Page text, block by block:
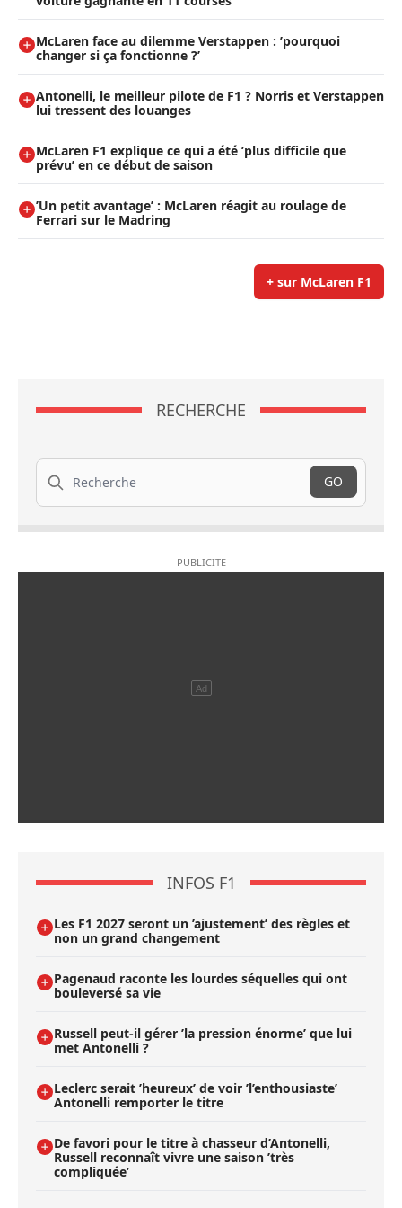
McLaren face au dilemme Verstappen : ’pourquoi
changer si ça fonctionne ?’
Antonelli, le meilleur pilote de F1 ? Norris et Verstappen
lui tressent des louanges
McLaren F1 explique ce qui a été ’plus difficile que
prévu’ en ce début de saison
’Un petit avantage’ : McLaren réagit au roulage de
Ferrari sur le Madring
+ sur McLaren F1
RECHERCHE
Recherche
GO
INFOS F1
Les F1 2027 seront un ’ajustement’ des règles et
non un grand changement
Pagenaud raconte les lourdes séquelles qui ont
bouleversé sa vie
Russell peut-il gérer ’la pression énorme’ que lui
met Antonelli ?
Leclerc serait ’heureux’ de voir ’l’enthousiaste’
Antonelli remporter le titre
De favori pour le titre à chasseur d’Antonelli,
Russell reconnaît vivre une saison ’très
compliquée’